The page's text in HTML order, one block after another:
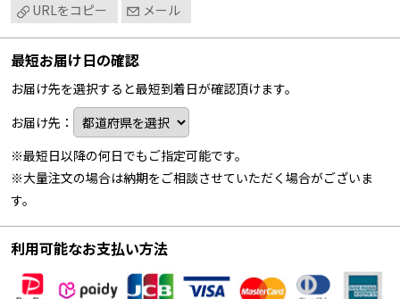
URLをコピー メール
最短お届け日の確認
お届け先を選択すると最短到着日が確認頂けます。
お届け先：
※最短日以降の何日でもご指定可能です。
※大量注文の場合は納期をご相談させていただく場合がございま
す。
利用可能なお支払い方法